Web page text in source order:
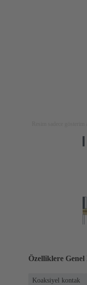
Özelliklere Genel
Koaksiyel kontak